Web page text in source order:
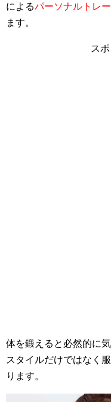
によるパーソナルトレ
ます。
ス
体を鍛えると必然的に
スタイルだけではなく
ります。